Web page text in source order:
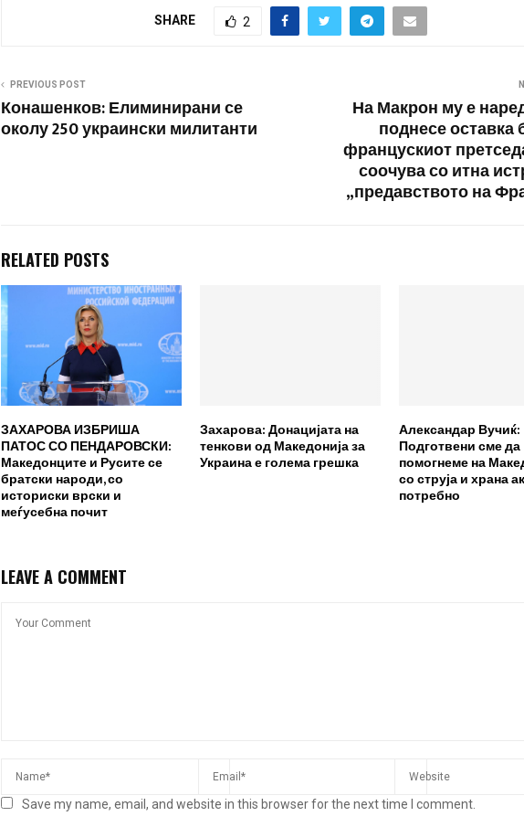
лидерите на ДемократскиSHARE 2
PREVIOUS POST
Конашенков: Елиминирани се
околу 250 украински милитанти
На Макрон му е
поднесе оставка
францускиот
соочува со итна
„предавството на
RELATED POSTS
ЗАХАРОВА ИЗБРИША
ПАТОС СО ПЕНДАРОВСКИ:
Македонците и Русите се
братски народи, со
историски врски и
меѓусебна почит
Захарова: Донацијата на
тенкови од Македонија за
Украина е голема грешка
Александар Вучиќ:
Подготвени сме да
помогнеме на
со струја и храна
потребно
LEAVE A COMMENT
Save my name, email, and website in this browser for the next time I comment.